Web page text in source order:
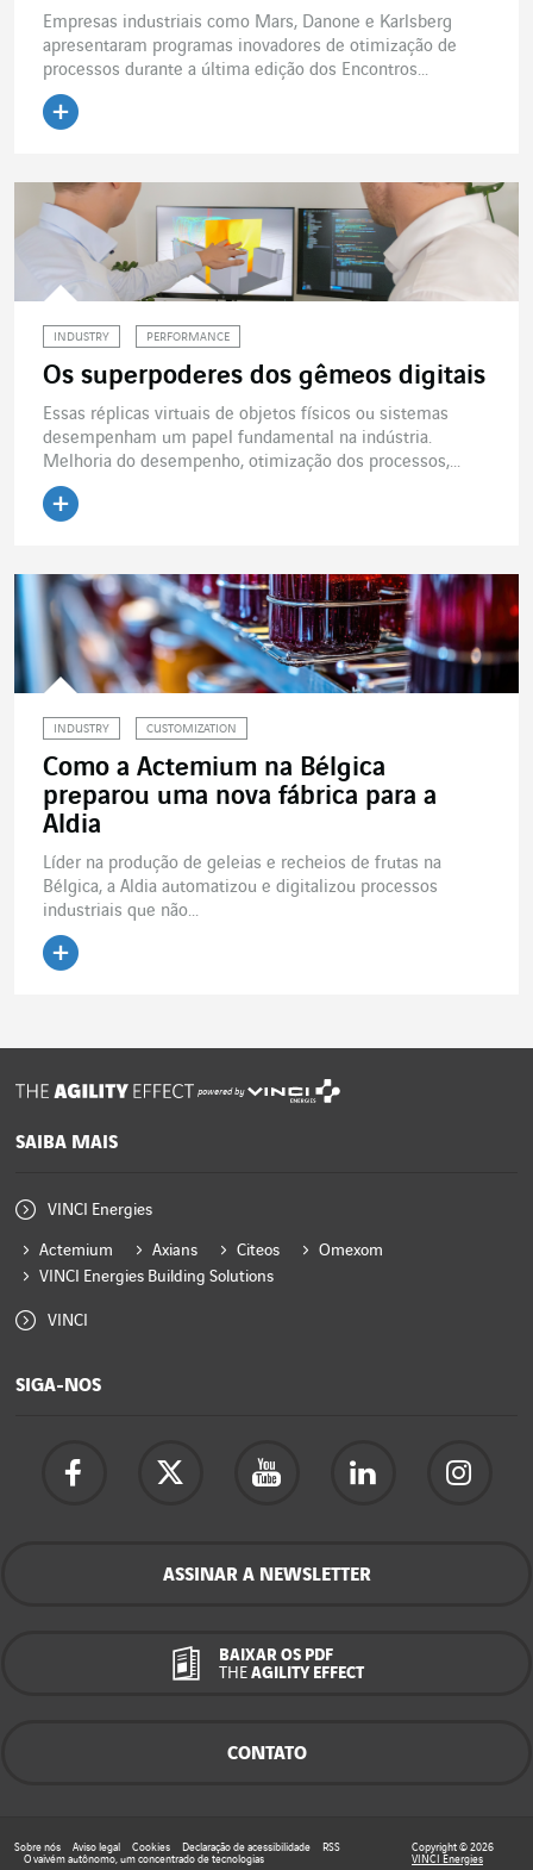
Empresas industriais como Mars, Danone e Karlsberg
apresentaram programas inovadores de otimização de
processos durante a última edição dos Encontros...
INDUSTRY PERFORMANCE
Os superpoderes dos gêmeos digitais
Essas réplicas virtuais de objetos físicos ou sistemas
desempenham um papel fundamental na indústria.
Melhoria do desempenho, otimização dos processos,...
INDUSTRY CUSTOMIZATION
Como a Actemium na Bélgica
preparou uma nova fábrica para a
Aldia
Líder na produção de geleias e recheios de frutas na
Bélgica, a Aldia automatizou e digitalizou processos
industriais que não...
powered by
SAIBA MAIS
VINCI Energies
Actemium Axians Citeos
Omexom
VINCI Energies Building Solutions
VINCI
SIGA-NOS
ASSINAR A NEWSLETTER
BAIXAR OS PDF
THE AGILITY EFFECT
CONTATO
Sobre nós Aviso legal Cookies Declaração de acessibilidade
RSS
O vaivém autônomo, um concentrado de tecnologias
Copyright © 2026
VINCI Energies